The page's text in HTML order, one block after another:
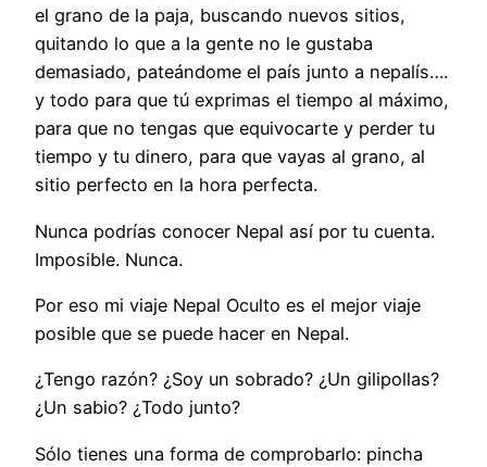
el grano de la paja, buscando nuevos sitios,
quitando lo que a la gente no le gustaba
demasiado, pateándome el país junto a nepalís….
y todo para que tú exprimas el tiempo al máximo,
para que no tengas que equivocarte y perder tu
tiempo y tu dinero, para que vayas al grano, al
sitio perfecto en la hora perfecta.
Nunca podrías conocer Nepal así por tu cuenta.
Imposible. Nunca.
Por eso mi viaje Nepal Oculto es el mejor viaje
posible que se puede hacer en Nepal.
¿Tengo razón? ¿Soy un sobrado? ¿Un gilipollas?
¿Un sabio? ¿Todo junto?
Sólo tienes una forma de comprobarlo: pincha